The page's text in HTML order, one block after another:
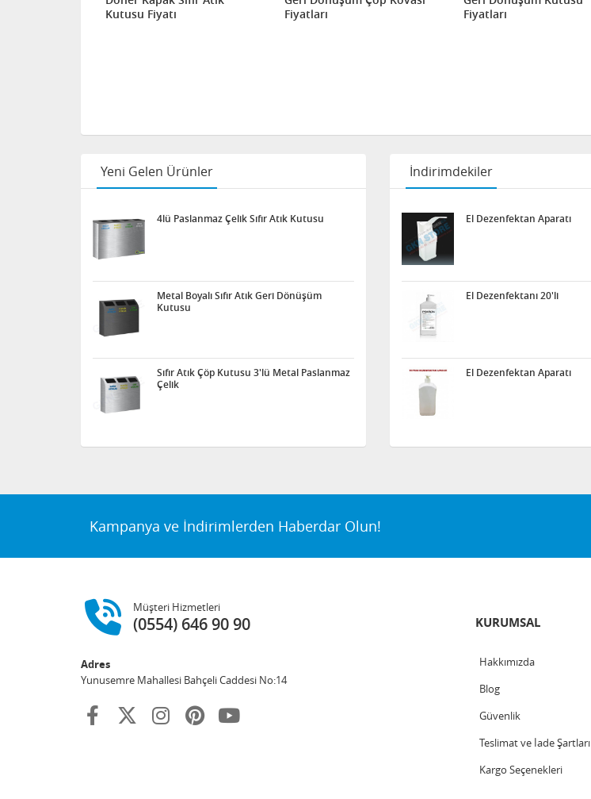
Kutusu Fiyatı
Fiyatları
Fiyatları
Yeni Gelen Ürünler
4lü Paslanmaz Çelik Sıfır Atık Kutusu
Metal Boyalı Sıfır Atık Geri Dönüşüm
Kutusu
Sıfır Atık Çöp Kutusu 3'lü Metal Paslanmaz
Çelik
İndirimdekiler
El Dezenfektan Aparatı
El Dezenfektanı 20'li
El Dezenfektan Aparatı
Kampanya ve İndirimlerden Haberdar Olun!
Müşteri Hizmetleri
(0554) 646 90 90
Adres
Yunusemre Mahallesi Bahçeli Caddesi No:14
KURUMSAL
Hakkımızda
Blog
Güvenlik
Teslimat ve İade Şartları
Kargo Seçenekleri